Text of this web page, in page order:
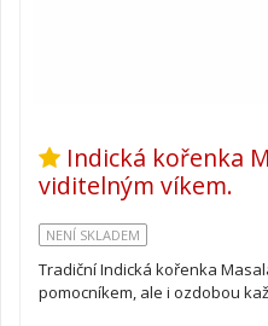
Indická kořenka
viditelným víkem.
NENÍ SKLADEM
Tradiční Indická kořenka
pomocníkem, ale i ozdobou